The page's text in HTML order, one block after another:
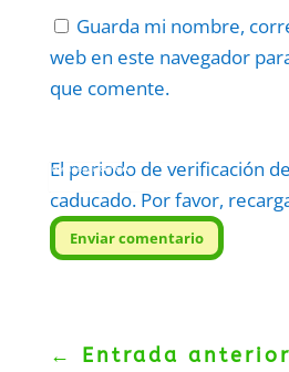
Guarda mi nombre,
web en este navegador
que comente.
El periodo de verificación
caducado. Por favor,
Enviar comentario
Protegidos porreCAPTCHA
Politica–
← Entrada anterior